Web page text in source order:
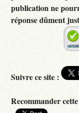
publication ne
réponse dûment
Suivre ce site :
Recommander